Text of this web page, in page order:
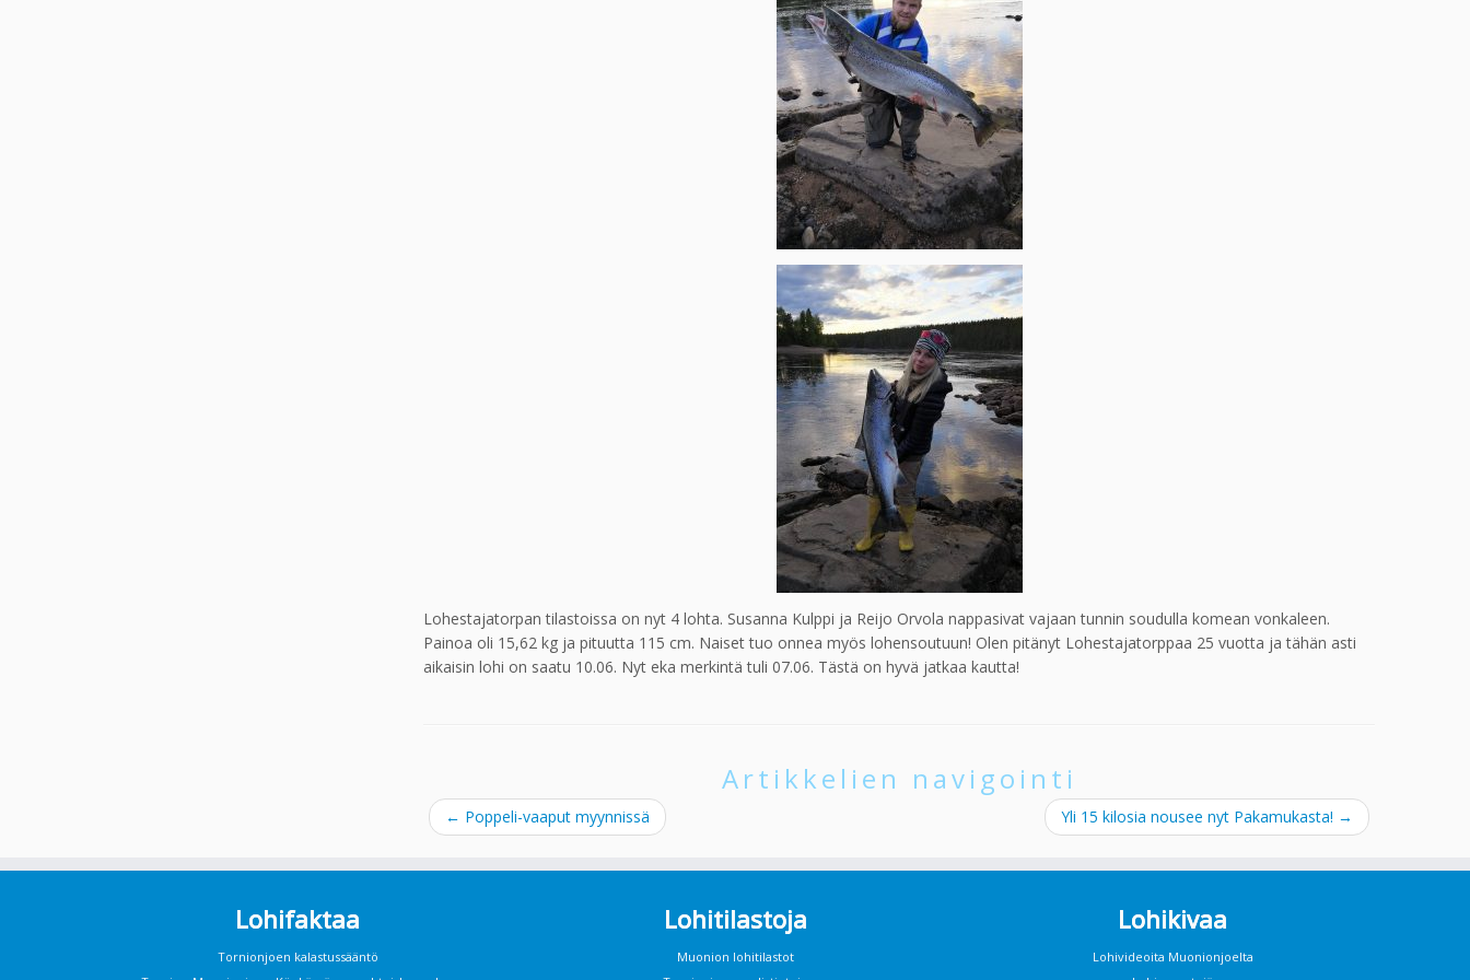
Lohestajatorpan tilastoissa on nyt 4 lohta. Susanna Kulppi ja Reijo Orvola nappasivat vajaan tunnin soudulla komean vonkaleen.
Painoa oli 15,62 kg ja pituutta 115 cm. Naiset tuo onnea myös lohensoutuun! Olen pitänyt Lohestajatorppaa 25 vuotta ja tähän asti
aikaisin lohi on saatu 10.06. Nyt eka merkintä tuli 07.06. Tästä on hyvä jatkaa kautta!
Artikkelien navigointi
← Poppeli-vaaput myynnissä Yli 15 kilosia nousee nyt Pakamukasta! →
Lohifaktaa
Tornionjoen kalastussääntö
Lohitilastoja
Muonion lohitilastot
Lohikivaa
Lohivideoita Muonionjoelta